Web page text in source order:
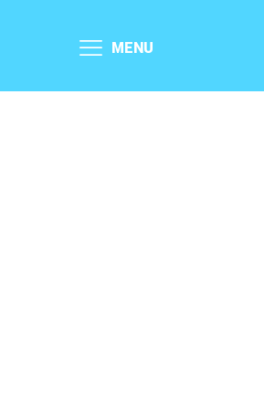
MENU